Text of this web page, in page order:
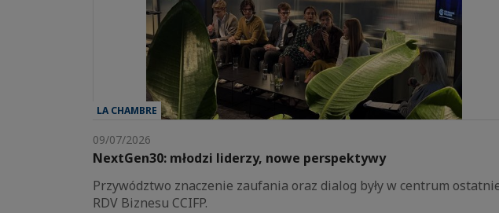
LA CHAMBRE
09/07/2026
NextGen30: młodzi liderzy, nowe perspektywy
Przywództwo znaczenie zaufania oraz dialog były w centrum
RDV Biznesu CCIFP.